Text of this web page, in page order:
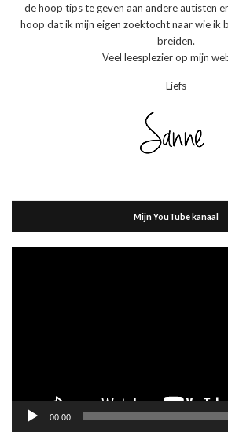
de hoop tips te geven aan andere autisten
hoop dat ik mijn eigen zoektocht naar wie ik
breiden.
Veel leesplezier op mijn
Liefs
Mijn YouTube kanaal
00:00